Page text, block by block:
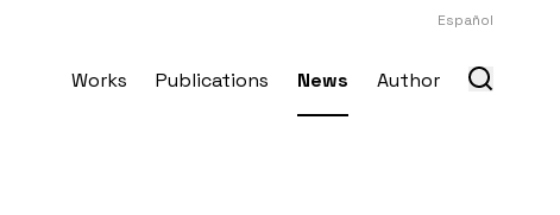
Español
Works Publications News Author